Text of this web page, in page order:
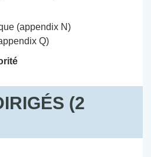
(appendix N)
Q)
(2